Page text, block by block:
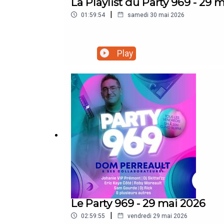
01:59:54 | samedi 30 mai 2026
Play
Le Party 969 - 29 mai 2026
02:59:55 | vendredi 29 mai 2026